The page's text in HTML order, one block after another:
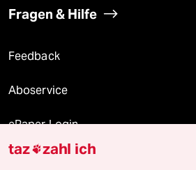
Fragen & Hilfe
Feedback
Aboservice
ePaper Login
Downloads für Abonnierende
taz zahl ich